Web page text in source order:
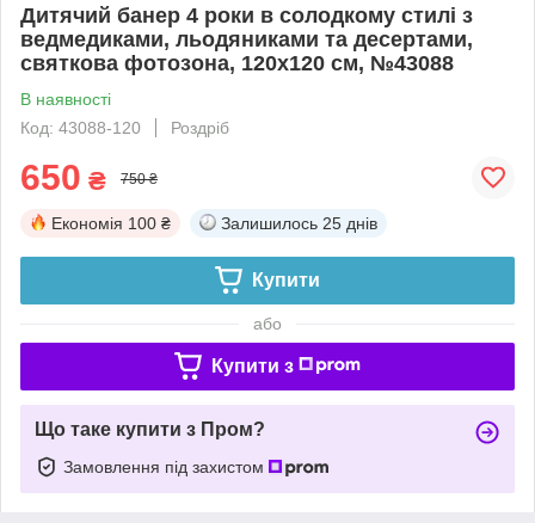
Дитячий банер 4 роки в солодкому стилі з
ведмедиками, льодяниками та десертами,
святкова фотозона, 120x120 см, №43088
В наявності
Код: 43088-120
Роздріб
650 ₴ 750 ₴
Економія 100 ₴ Залишилось 25 днів
Купити
або
Купити з
Що таке купити з Пром?
Замовлення під захистом